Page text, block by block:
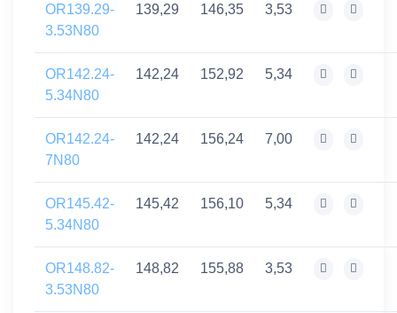
OR139.29-
3.53N80
139,29 146,35 3,53
OR142.24-
5.34N80
142,24 152,92 5,34
OR142.24-
7N80
142,24 156,24 7,00
OR145.42-
5.34N80
145,42 156,10 5,34
OR148.82-
3.53N80
148,82 155,88 3,53